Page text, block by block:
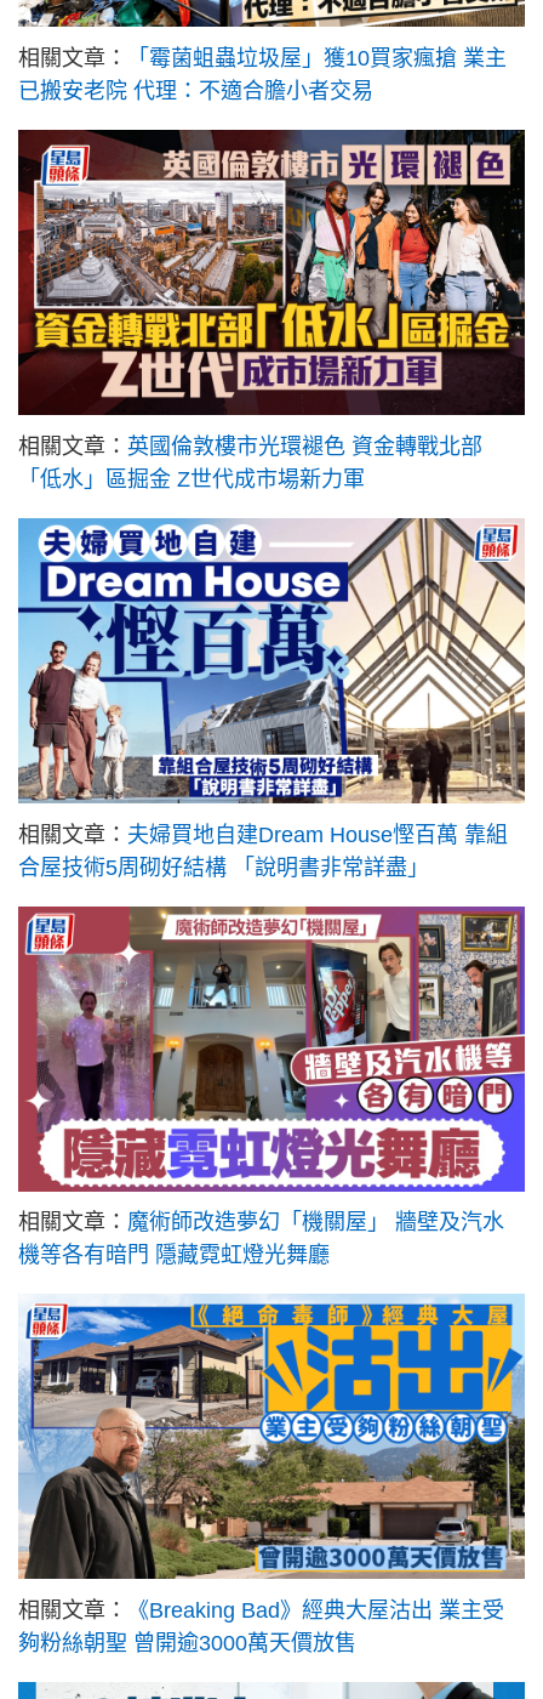
相關文章：
「霉菌蛆蟲垃圾屋」獲10買家瘋搶 業主
已搬安老院 代理：不適合膽小者交易
相關文章： 英國倫敦樓市光環褪色 資金轉戰北部
「低水」區掘金 Z世代成市場新力軍
相關文章： 夫婦買地自建Dream House慳百萬 靠組
合屋技術5周砌好結構 「說明書非常詳盡」
相關文章： 魔術師改造夢幻「機關屋」 牆壁及汽水
機等各有暗門 隱藏霓虹燈光舞廳
相關文章：
《Breaking Bad》經典大屋沽出 業主受
夠粉絲朝聖 曾開逾3000萬天價放售